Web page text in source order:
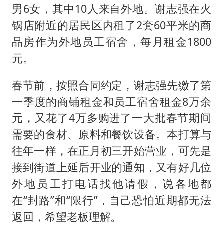
男6女，其中10人来自外地。谢志强在火
锅店附近的居民区内租了2套60平米的商
品房作为外地员工宿舍，每月租金1800
元。
春节前，按照合同约定，谢志强先缴了第
一季度的商铺租金和员工宿舍租金8万余
元，又花了4万多购进了一大批春节期间
需要的食材、原料和餐饮设备。本打算与
往年一样，在正月初三开始营业，可先是
接到街道上延后开业的通知，又有好几位
外地员工打电话找他请假，说各地都
在“封路”和“限行”，自己恐怕近期都无法
返回，希望老板理解。